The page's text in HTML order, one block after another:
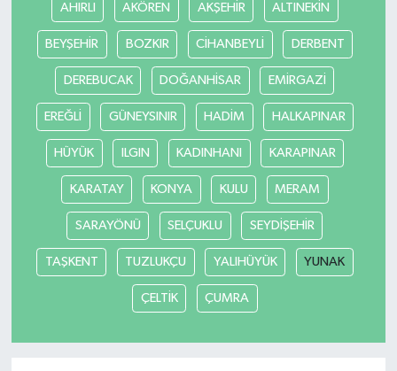
AHIRLI AKÖREN AKŞEHİR ALTINEKİN
BEYŞEHİR BOZKIR CİHANBEYLİ DERBENT
DEREBUCAK DOĞANHİSAR EMİRGAZİ
EREĞLİ GÜNEYSINIR HADİM HALKAPINAR
HÜYÜK ILGIN KADINHANI KARAPINAR
KARATAY KONYA KULU MERAM
SARAYÖNÜ SELÇUKLU SEYDİŞEHİR
TAŞKENT TUZLUKÇU YALIHÜYÜK YUNAK
ÇELTİK ÇUMRA